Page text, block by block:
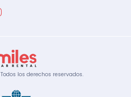
Todos los derechos reservados.